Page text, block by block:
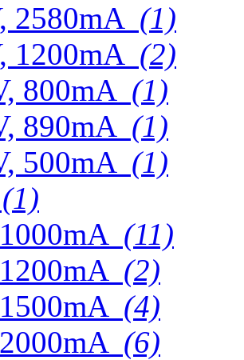
2580mA (1)
1200mA (2)
800mA (1)
890mA (1)
500mA (1)
(1)
(11)
(2)
(4)
(6)